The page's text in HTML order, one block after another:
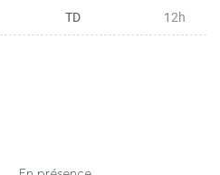
TD 12h